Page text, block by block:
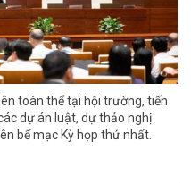
toàn thể tại hội trường, tiến
dự án luật, dự thảo nghị
bế mạc Kỳ họp thứ nhất.